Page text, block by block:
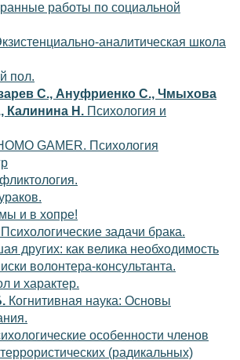
работы по социальной
аналитическая школа
пол.
С., Ануфриенко С., Чмыхова
Калинина Н. Психология и
GAMER. Психология
и в хопре!
Психологические задачи брака.
других: как велика необходимость
волонтера-консультанта.
и характер.
Когнитивная наука: Основы
особенности членов
(радикальных)